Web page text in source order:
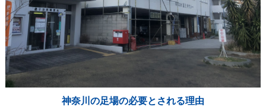
神奈川の足場の必要とされる理由